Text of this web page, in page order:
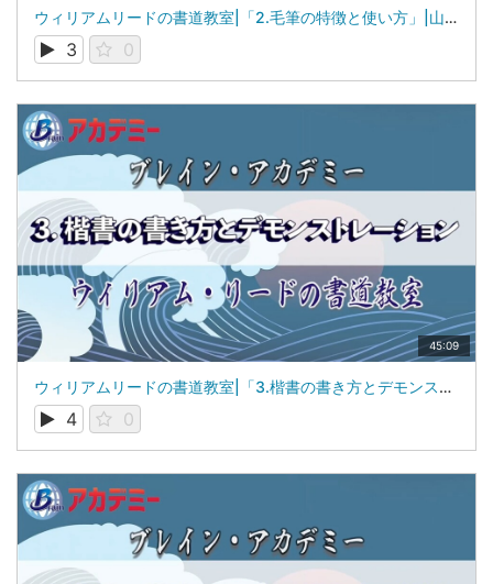
ウィリアムリードの書道教室|「2.毛筆の特徴と使い方」|山梨学院大学 国際リベラルアーツ学部（iCLA）教授 ウィリアム・リード
3 0
45:09
ウィリアムリードの書道教室|「3.楷書の書き方とデモンストレーション」|山梨学院大学 国際リベラルアーツ学部（iCLA）教授 ウィリアム・リード
4 0